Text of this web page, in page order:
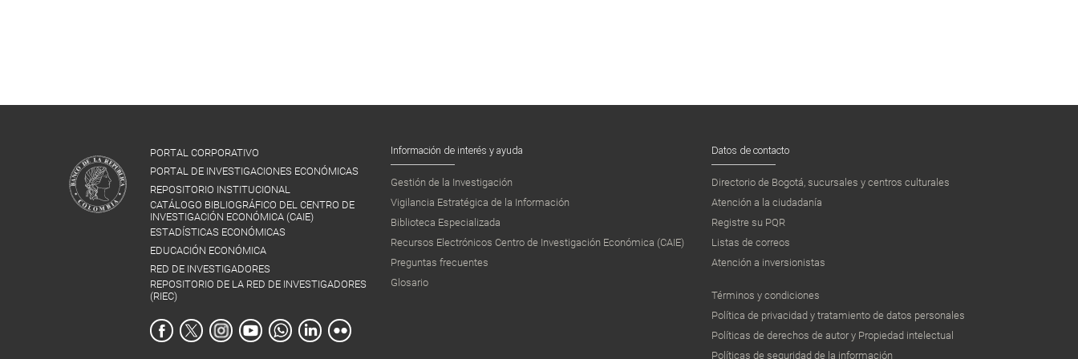
PORTAL CORPORATIVO
PORTAL DE INVESTIGACIONES ECONÓMICAS
REPOSITORIO INSTITUCIONAL
CATÁLOGO BIBLIOGRÁFICO DEL CENTRO DE
INVESTIGACIÓN ECONÓMICA (CAIE)
ESTADÍSTICAS ECONÓMICAS
EDUCACIÓN ECONÓMICA
RED DE INVESTIGADORES
REPOSITORIO DE LA RED DE INVESTIGADORES
(RIEC)
Información de interés y ayuda
Gestión de la Investigación
Vigilancia Estratégica de la Información
Biblioteca Especializada
Recursos Electrónicos Centro de Investigación Económica (CAIE)
Preguntas frecuentes
Glosario
Datos de contacto
Directorio de Bogotá, sucursales y centros culturales
Atención a la ciudadanía
Registre su PQR
Listas de correos
Atención a inversionistas
Términos y condiciones
Política de privacidad y tratamiento de datos personales
Políticas de derechos de autor y Propiedad intelectual
Políticas de seguridad de la información